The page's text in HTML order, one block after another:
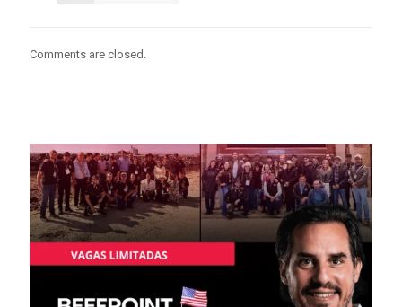
Comments are closed.